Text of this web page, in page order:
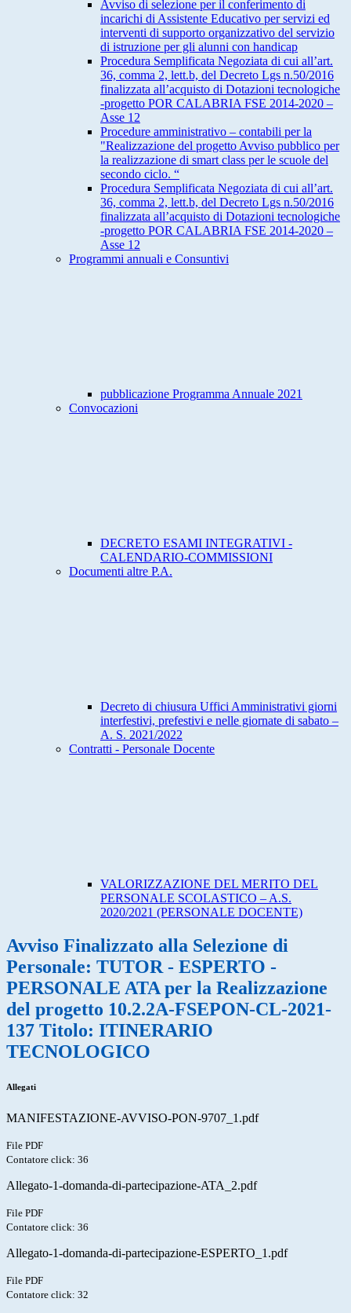
Avviso di selezione per il conferimento di
incarichi di Assistente Educativo per servizi ed
interventi di supporto organizzativo del servizio
di istruzione per gli alunni con handicap
Procedura Semplificata Negoziata di cui all’art.
36, comma 2, lett.b, del Decreto Lgs n.50/2016
finalizzata all’acquisto di Dotazioni tecnologiche
-progetto POR CALABRIA FSE 2014-2020 –
Asse 12
Procedure amministrativo – contabili per la
"Realizzazione del progetto Avviso pubblico per
la realizzazione di smart class per le scuole del
secondo ciclo. “
Procedura Semplificata Negoziata di cui all’art.
36, comma 2, lett.b, del Decreto Lgs n.50/2016
finalizzata all’acquisto di Dotazioni tecnologiche
-progetto POR CALABRIA FSE 2014-2020 –
Asse 12
Programmi annuali e Consuntivi
pubblicazione Programma Annuale 2021
Convocazioni
DECRETO ESAMI INTEGRATIVI -
CALENDARIO-COMMISSIONI
Documenti altre P.A.
Decreto di chiusura Uffici Amministrativi giorni
interfestivi, prefestivi e nelle giornate di sabato –
A. S. 2021/2022
Contratti - Personale Docente
VALORIZZAZIONE DEL MERITO DEL
PERSONALE SCOLASTICO – A.S.
2020/2021 (PERSONALE DOCENTE)
Avviso Finalizzato alla Selezione di
Personale: TUTOR - ESPERTO -
PERSONALE ATA per la Realizzazione
del progetto 10.2.2A-FSEPON-CL-2021-
137 Titolo: ITINERARIO
TECNOLOGICO
Allegati
MANIFESTAZIONE-AVVISO-PON-9707_1.pdf
File PDF
Contatore click: 36
Allegato-1-domanda-di-partecipazione-ATA_2.pdf
File PDF
Contatore click: 36
Allegato-1-domanda-di-partecipazione-ESPERTO_1.pdf
File PDF
Contatore click: 32